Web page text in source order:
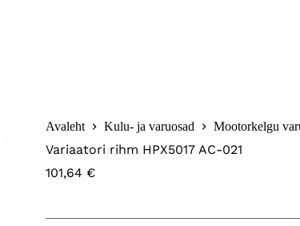
Avaleht Kulu- ja varuosad Mootorkelgu
Variaatori rihm HPX5017 AC-021
101,64 €